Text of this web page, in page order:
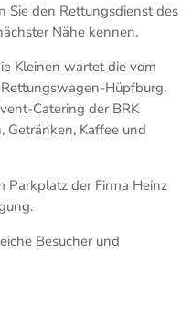
Sie den Rettungsdienst des
Nähe kennen.
Kleinen wartet die vom
Hüpfburg.
Catering der BRK
Getränken, Kaffee und
Parkplatz der Firma Heinz
Besucher und